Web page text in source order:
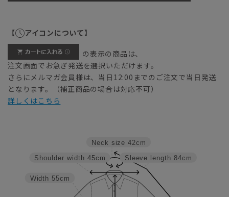
【 アイコンについて】
の表示の商品は、
注文画面でお急ぎ発送を選択いただけます。
さらにメルマガ会員様は、当日12:00までのご注文で当日発送
となります。（補正商品の場合は対応不可）
詳しくはこちら
Sleeve length 84cm
Neck size 42cm
Width 55cm
Shoulder width 45cm